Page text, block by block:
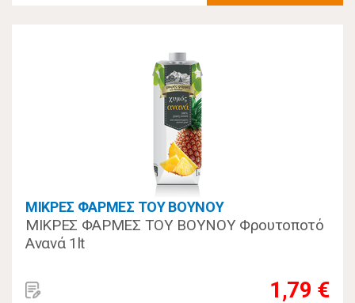
ΜΙΚΡΕΣ ΦΑΡΜΕΣ ΤΟΥ ΒΟΥΝΟΥ
ΜΙΚΡΕΣ ΦΑΡΜΕΣ ΤΟΥ ΒΟΥΝΟΥ Φρουτοποτό
Ανανά 1lt
1,79 €